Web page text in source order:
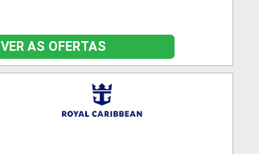
VER AS OFERTAS